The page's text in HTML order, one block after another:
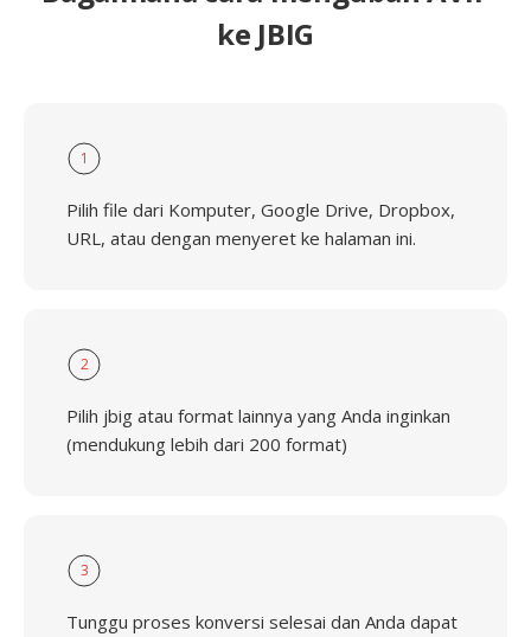
ke JBIG
1
Pilih file dari Komputer, Google Drive, Dropbox,
URL, atau dengan menyeret ke halaman ini.
2
Pilih jbig atau format lainnya yang Anda inginkan
(mendukung lebih dari 200 format)
3
Tunggu proses konversi selesai dan Anda dapat